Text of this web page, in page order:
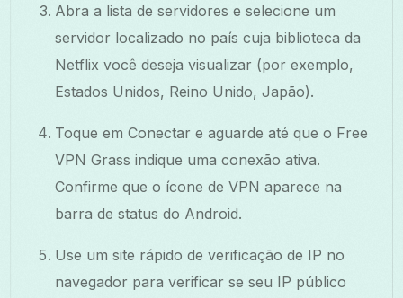
Abra a lista de servidores e selecione um
servidor localizado no país cuja biblioteca da
Netflix você deseja visualizar (por exemplo,
Estados Unidos, Reino Unido, Japão).
Toque em Conectar e aguarde até que o Free
VPN Grass indique uma conexão ativa.
Confirme que o ícone de VPN aparece na
barra de status do Android.
Use um site rápido de verificação de IP no
navegador para verificar se seu IP público